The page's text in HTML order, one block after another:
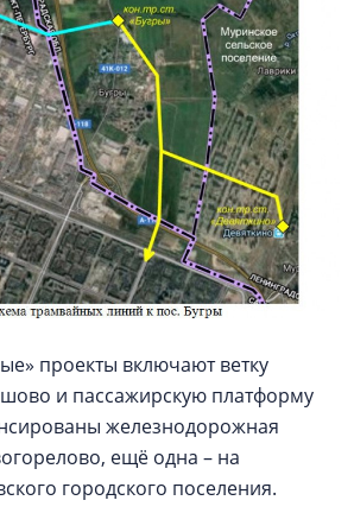
проекты включают ветку
и пассажирскую платформу
железнодорожная
ещё одна – на
городского поселения.